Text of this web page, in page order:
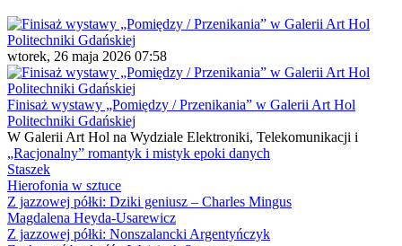
wtorek, 26 maja 2026 07:58
Finisaż wystawy „Pomiędzy / Przenikania” w Galerii Art Hol
Politechniki Gdańskiej
W Galerii Art Hol na Wydziale Elektroniki, Telekomunikacji i
„Racjonalny” romantyk i mistyk epoki danych
Staszek
Hierofonia w sztuce
Z jazzowej półki: Dziki geniusz – Charles Mingus
Magdalena Heyda-Usarewicz
Z jazzowej półki: Nonszalancki Argentyńczyk